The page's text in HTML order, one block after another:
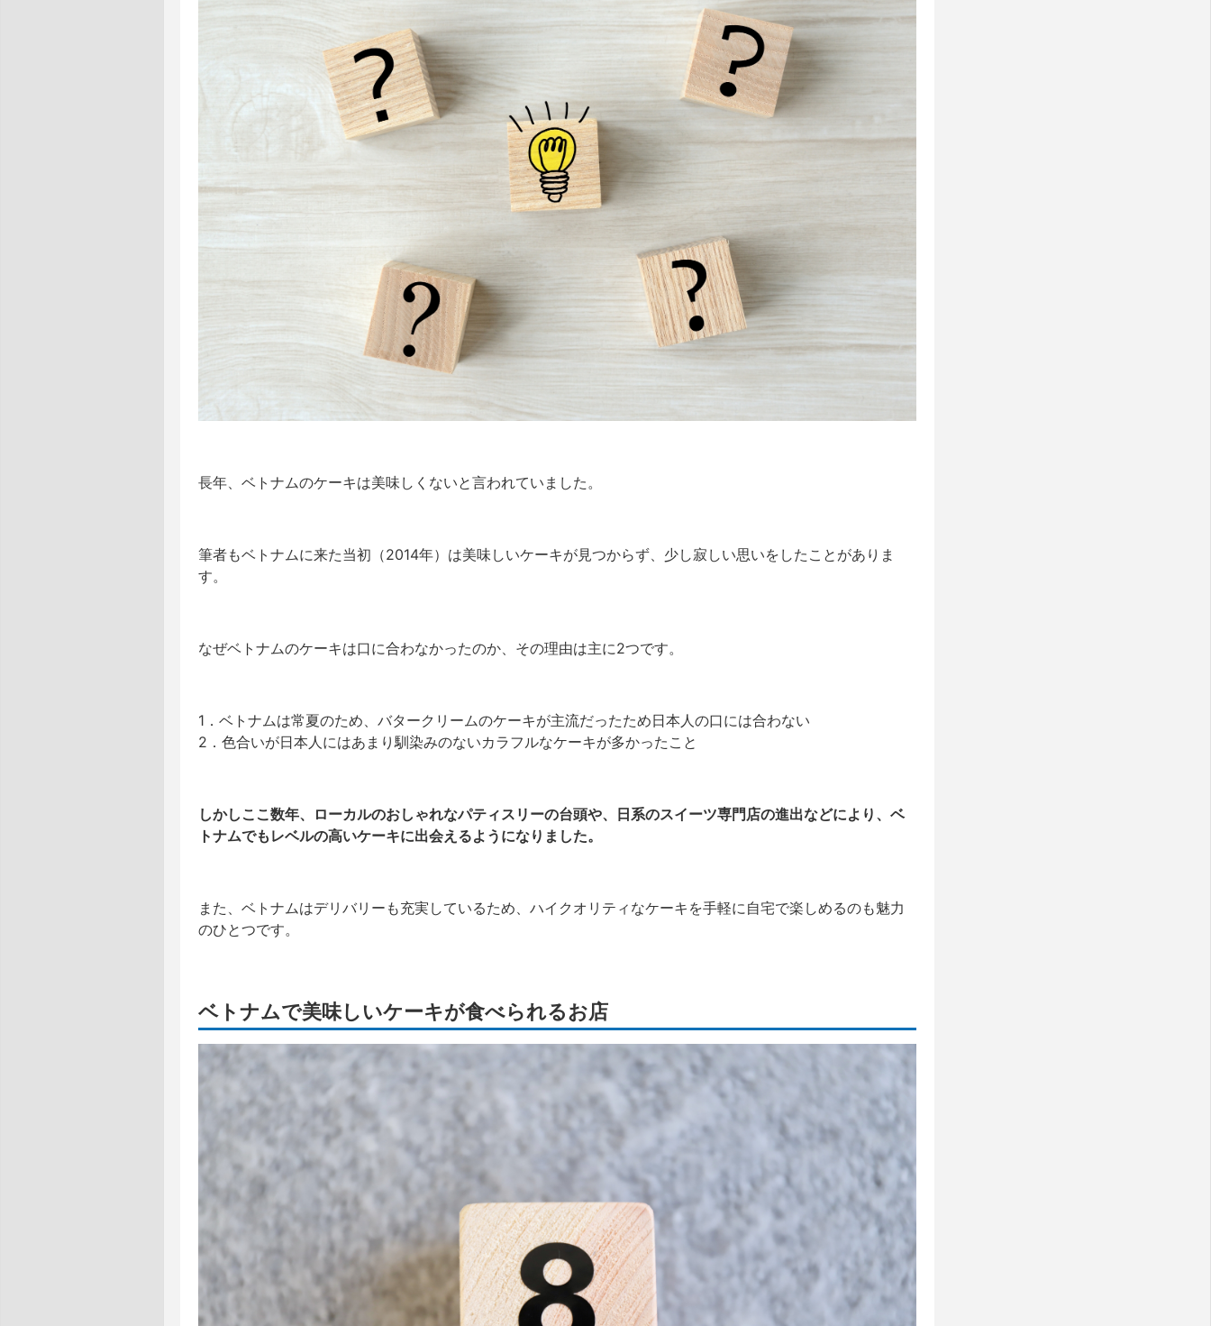
長年、 ベトナムのケーキは美味しくないと言われていました。
筆者もベトナムに来た当初（2014年）は美味しいケーキが見つからず、少し寂しい思いをしたことがありま
す。
なぜベトナムのケーキは口に合わなかったのか、その理由は主に2つです。
1．ベトナムは常夏のため、バタークリームのケーキが主流だったため日本人の口には合わない
2．色合いが日本人にはあまり馴染みのないカラフルなケーキが多かったこと
しかしここ数年、ローカルのおしゃれなパティスリーの台頭や、日系のスイーツ専門店の進出などにより、ベ
トナムでもレベルの高いケーキに出会えるようになりました。
また、ベトナムはデリバリーも充実しているため、ハイクオリティなケーキを手軽に自宅で楽しめるのも魅力
のひとつです。
ベトナムで美味しいケーキが食べられるお店